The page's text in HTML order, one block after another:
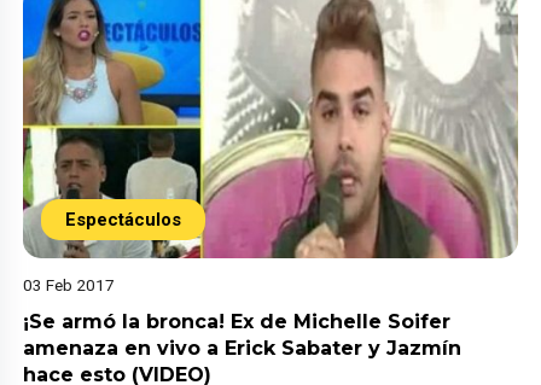
Espectáculos
03 Feb 2017
¡Se armó la bronca! Ex de Michelle Soifer
amenaza en vivo a Erick Sabater y Jazmín
hace esto (VIDEO)